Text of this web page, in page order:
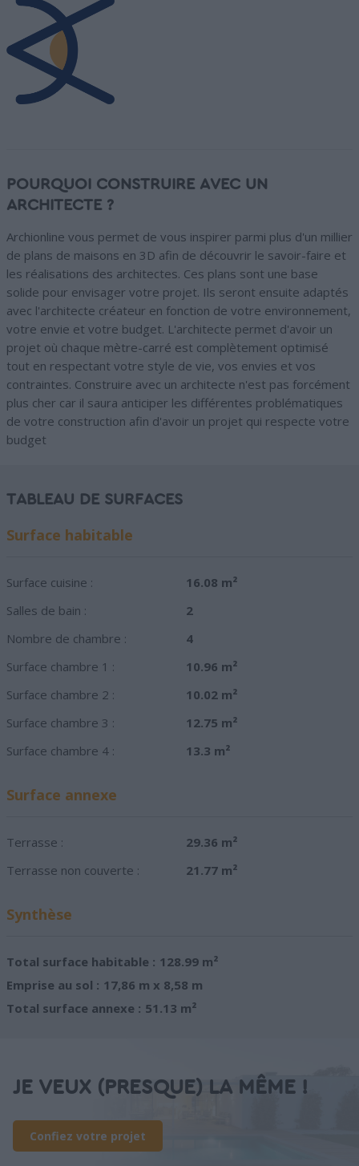
POURQUOI CONSTRUIRE AVEC UN
ARCHITECTE ?
Archionline vous permet de vous inspirer parmi plus d'un millier
de plans de maisons en 3D afin de découvrir le savoir-faire et
les réalisations des architectes. Ces plans sont une base
solide pour envisager votre projet. Ils seront ensuite adaptés
avec l'architecte créateur en fonction de votre environnement,
votre envie et votre budget. L'architecte permet d'avoir un
projet où chaque mètre-carré est complètement optimisé
tout en respectant votre style de vie, vos envies et vos
contraintes. Construire avec un architecte n'est pas forcément
plus cher car il saura anticiper les différentes problématiques
de votre construction afin d'avoir un projet qui respecte votre
budget
TABLEAU DE SURFACES
Surface habitable
Surface cuisine :
16.08 m²
Salles de bain :
2
Nombre de chambre :
4
Surface chambre 1 :
10.96 m²
Surface chambre 2 :
10.02 m²
Surface chambre 3 :
12.75 m²
Surface chambre 4 :
13.3 m²
Surface annexe
Terrasse :
29.36 m²
Terrasse non couverte :
21.77 m²
Synthèse
Total surface habitable : 128.99 m²
Emprise au sol : 17,86 m x 8,58 m
Total surface annexe : 51.13 m²
JE VEUX (PRESQUE) LA MÊME !
Confiez votre projet